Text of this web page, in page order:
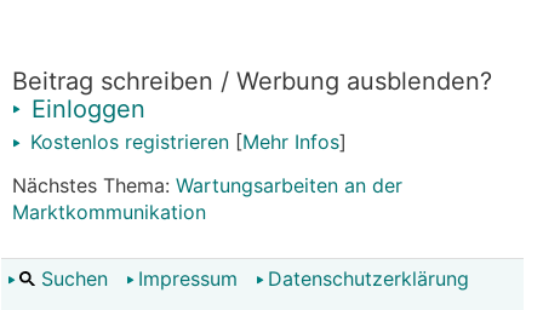
Beitrag schreiben / Werbung ausblenden?
Einloggen
Kostenlos registrieren [Mehr Infos]
Nächstes Thema: Wartungsarbeiten an der
Marktkommunikation
Suchen Impressum
Datenschutzerklärung